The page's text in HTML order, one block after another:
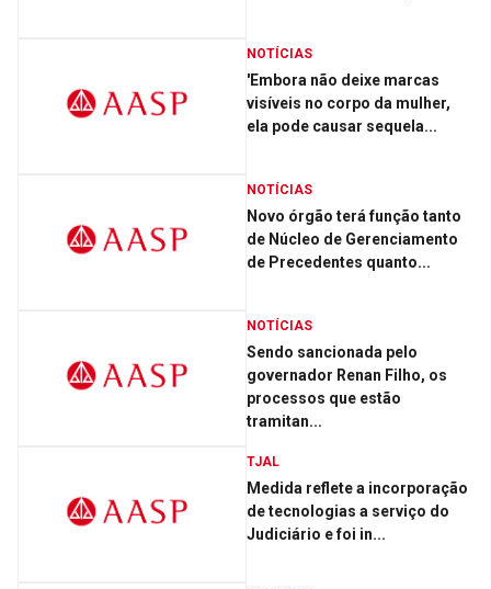
NOTÍCIAS
'Embora não deixe marcas
visíveis no corpo da mulher,
ela pode causar sequela...
NOTÍCIAS
Novo órgão terá função tanto
de Núcleo de Gerenciamento
de Precedentes quanto...
NOTÍCIAS
Sendo sancionada pelo
governador Renan Filho, os
processos que estão
tramitan...
TJAL
Medida reflete a incorporação
de tecnologias a serviço do
Judiciário e foi in...